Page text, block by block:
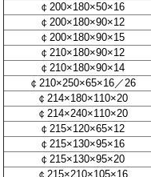
￠200×180×50×16
￠200×180×90×12
￠200×180×90×15
￠210×180×90×12
￠210×180×90×14
￠210×250×65×16／26
￠214×180×110×20
￠214×240×110×20
￠215×120×65×12
￠215×130×95×16
￠215×130×95×20
￠215×210×105×16